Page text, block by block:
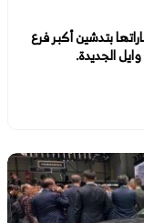
بتدشين أكبر فرع
الجديدة.